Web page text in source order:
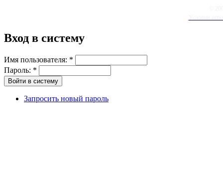
Вход в систему
Имя пользователя: *
Пароль: *
Запросить новый пароль